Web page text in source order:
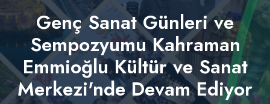
Genç Sanat Günleri ve
Sempozyumu Kahraman
Emmioğlu Kültür ve Sanat
Merkezi'nde Devam Ediyor